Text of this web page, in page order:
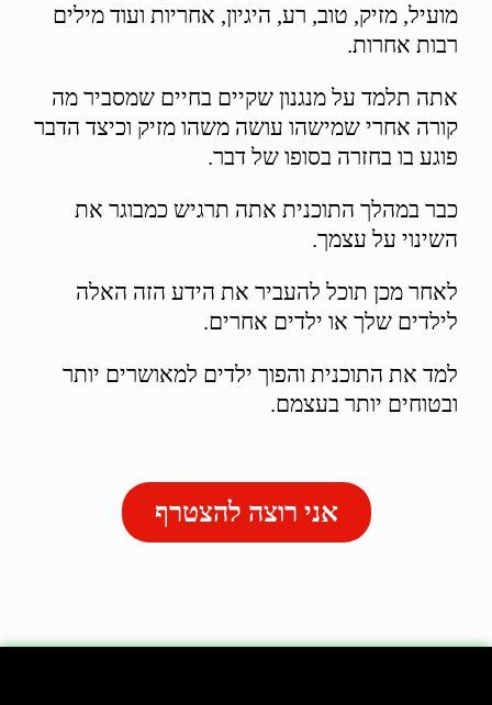
מועיל, מזיק, טוב, רע, היגיון, אחריות ועוד מילים
רבות אחרות.
אתה תלמד על מנגנון שקיים בחיים שמסביר מה
קורה אחרי שמישהו עושה משהו מזיק וכיצד הדבר
פוגע בו בחזרה בסופו של דבר.
כבר במהלך התוכנית אתה תרגיש כמבוגר את
השינוי על עצמך.
לאחר מכן תוכל להעביר את הידע הזה האלה
לילדים שלך או ילדים אחרים.
למד את התוכנית והפוך ילדים למאושרים יותר
ובטוחים יותר בעצמם.
אני רוצה להצטרף